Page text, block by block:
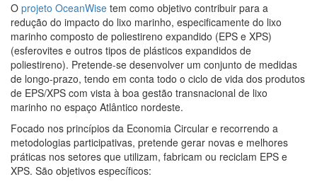
O projeto OceanWise tem como objetivo contribuir para a
redução do impacto do lixo marinho, especificamente do lixo
marinho composto de poliestireno expandido (EPS e XPS)
(esferovites e outros tipos de plásticos expandidos de
poliestireno). Pretende-se desenvolver um conjunto de medidas
de longo-prazo, tendo em conta todo o ciclo de vida dos produtos
de EPS/XPS com vista à boa gestão transnacional de lixo
marinho no espaço Atlântico nordeste.
Focado nos princípios da Economia Circular e recorrendo a
metodologias participativas, pretende gerar novas e melhores
práticas nos setores que utilizam, fabricam ou reciclam EPS e
XPS. São objetivos específicos: